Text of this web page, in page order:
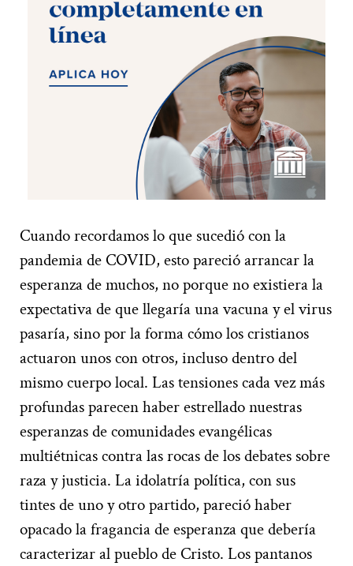
Cuando recordamos lo que sucedió con la
pandemia de COVID, esto pareció arrancar la
esperanza de muchos, no porque no existiera la
expectativa de que llegaría una vacuna y el virus
pasaría, sino por la forma cómo los cristianos
actuaron unos con otros, incluso dentro del
mismo cuerpo local. Las tensiones cada vez más
profundas parecen haber estrellado nuestras
esperanzas de comunidades evangélicas
multiétnicas contra las rocas de los debates sobre
raza y justicia. La idolatría política, con sus
tintes de uno y otro partido, pareció haber
opacado la fragancia de esperanza que debería
caracterizar al pueblo de Cristo. Los pantanos